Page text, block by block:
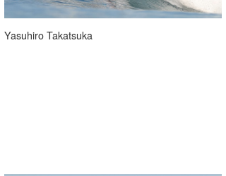
Yasuhiro Takatsuka